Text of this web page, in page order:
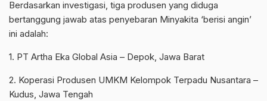
Berdasarkan investigasi, tiga produsen yang diduga
bertanggung jawab atas penyebaran Minyakita ‘berisi angin’
ini adalah:
1. PT Artha Eka Global Asia – Depok, Jawa Barat
2. Koperasi Produsen UMKM Kelompok Terpadu Nusantara –
Kudus, Jawa Tengah